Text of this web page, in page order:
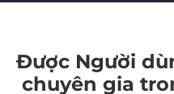
Được Người
chuyên gia